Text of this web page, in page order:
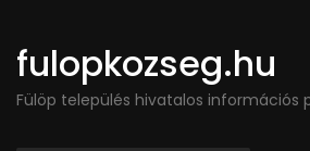
fulopkozseg.hu
Fülöp település hivatalos információs